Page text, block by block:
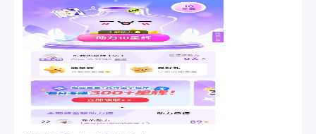
店消费 → 评价反馈。